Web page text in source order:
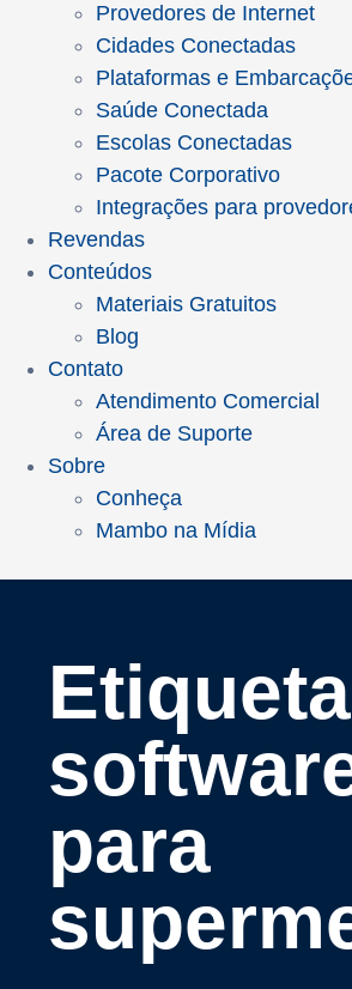
Provedores de Internet
Cidades Conectadas
Plataformas e
Saúde Conectada
Escolas Conectadas
Pacote Corporativo
Integrações para
Revendas
Conteúdos
Materiais Gratuitos
Blog
Contato
Atendimento Comercial
Área de Suporte
Sobre
Conheça
Mambo na Mídia
para